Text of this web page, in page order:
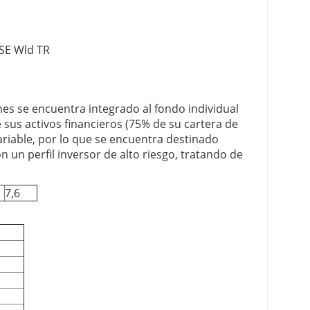
Wld TR
se encuentra integrado al fondo individual
activos financieros (75% de su cartera de
por lo que se encuentra destinado
un perfil inversor de alto riesgo, tratando de
7,6